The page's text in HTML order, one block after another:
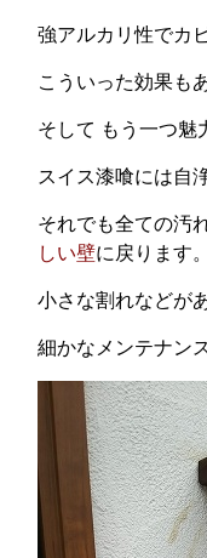
強アルカリ性でカ
こういった効果も
そして もう一つ魅
スイス漆喰には自
それでも全ての汚
しい壁に戻ります。
小さな割れなどが
細かなメンテナン